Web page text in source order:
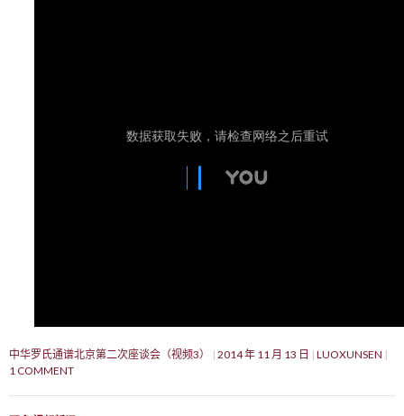
中华罗氏通谱北京第二次座谈会（视频3） 2014 年 11 月 13 日
LUOXUNSEN
1 COMMENT